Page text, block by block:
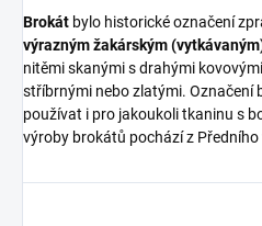
Brokát bylo historické označení
výrazným žakárským
nitěmi skanými s drahými
stříbrnými nebo zlatými. Označení
používat i pro jakoukoli tkaninu s
výroby brokátů pochází z Předního